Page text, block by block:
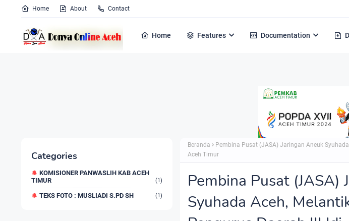
Home About Contact
Home Features Documentation
Categories
KOMISIONER PANWASLIH KAB ACEH
TIMUR
(1)
TEKS FOTO : MUSLIADI S.PD SH (1)
Beranda
Pembina Pusat (JASA) Jaringan Aneuk
Aceh Timur
Pembina Pusat (JASA)
Syuhada Aceh,